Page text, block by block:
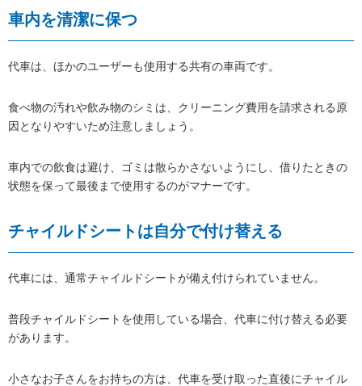
車内を清潔に保つ
代車は、ほかのユーザーも使用する共有の車両です。
食べ物の汚れや飲み物のシミは、クリーニング費用を請求される原
因となりやすいため注意しましょう。
車内での飲食は避け、ゴミは散らかさないようにし、借りたときの
状態を保って最後まで使用するのがマナーです。
チャイルドシートは自分で付け替える
代車には、通常チャイルドシートが備え付けられていません。
普段チャイルドシートを使用している場合、代車に付け替える必要
があります。
小さなお子さんをお持ちの方は、代車を受け取った直後にチャイル